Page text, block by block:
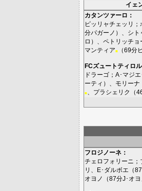
イェ
カタンツァーロ ：
ピッリャチェッリ ；
分パガーノ ）、 シト
ロ ）、 ペトリッチョ
マンティア■ （69分
FCズュートティロル
ドラーゴ ； A･マジエ
ーティ ）、 モリーナ
■ プラシェリク （
フロジノーネ ：
チェロフォリーニ ；
リ
E･ダルボエ （
オヨノ
（87分J･オヨ